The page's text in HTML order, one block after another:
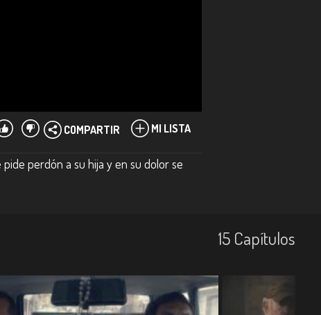
MI LISTA
COMPARTIR
perdón a su hija y en su dolor se
15 Capí­tulos